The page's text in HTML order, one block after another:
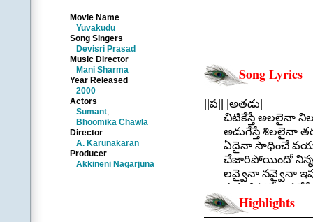
Movie Name
Yuvakudu
Song Singers
Devisri Prasad
Music Director
Mani Sharma
Year Released
2000
Actors
Sumant,
Bhoomika Chawla
Director
A. Karunakaran
Producer
Akkineni Nagarjuna
Song Lyrics
||ప|| |అతడు|
చిటికేస్తే అలలైనా
అడుగేస్తే శిలలైనా
ఏదైనా సాధించే
చేజారిపోయిందో నిన్న
లవ్వైనా నవ్వైనా
పళ్లూడిపోతే ఇక
||
.
Highlights